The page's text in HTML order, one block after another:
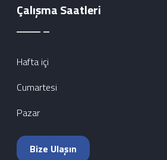
Çalışma Saatleri
Hafta içi
Cumartesi
Pazar
Bize Ulaşın